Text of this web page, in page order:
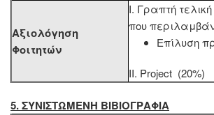
Αξιολόγηση
Φοιτητών
Ι. Γραπτή
που
Επίλυση
ΙΙ. Project (20%)
5. ΣΥΝΙΣΤΩΜΕΝΗ ΒΙΒΙΟΓΡΑΦΙΑ